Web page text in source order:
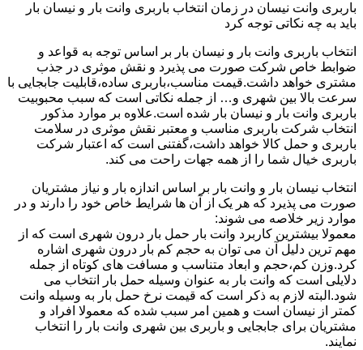
باربری وانت نیسان در زمان انتخاب باربری وانت بار و نیسان بار
باید به چه نکاتی توجه کرد
انتخاب باربری وانت بار و نیسان بار بر اساس توجه به قواعد و
ضوابط خاص شرکت صورت می پذیرد و نقش موثری در جذب
مشتری خواهد داشت.قیمت مناسب،باربری ساده،قابلیت جابجایی با
سرعت بالا بین شهری و… از جمله نکاتی است که سبب محبوبیت
باربری وانت بار و نیسان بار شده است.علاوه بر موارد مذکور
انتخاب شرکت باربری مناسب و معتبر نقش موثری در سلامت
باربری و حمل کالا خواهد داشت،گفتنی است که اعتبار شرکت
باربری خیال شما را از همه جهات راحت می کند.
انتخاب نیسان بار و وانت بار بر اساس اندازه بار و نیاز مشتریان
صورت می پذیرد که هر یک از آن ها شرایط خاص خود را دارند و در
موارد زیر خلاصه می شوند:
معمولا بیشترین کاربرد وانت بار حمل بار درون شهری است که از
مهم ترین دلیل آن می توان به حجم کم بار درون شهری اشاره
کرد.وزن کم،حجم و ابعاد متناسب و مسافت های کوتاه از جمله
دلایلی است که وانت بار به عنوان وسیله حمل بار انتخاب می
شود.البته لازم به ذکر است که قیمت نرخ حمل بار به وسیله وانت
کمتر از نیسان است و همین امر سبب شده که معمولا افراد و
مشتریان برای جابجایی و باربری بین شهری وانت بار را انتخاب
نمایند.